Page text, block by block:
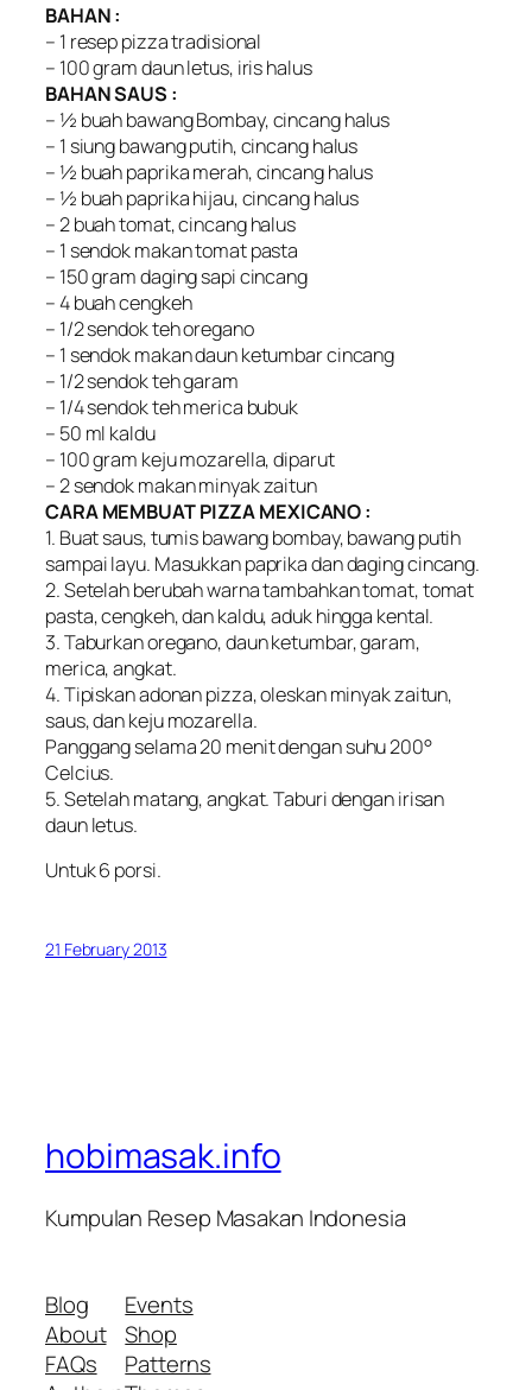
BAHAN :
– 1 resep pizza tradisional
– 100 gram daun letus, iris halus
BAHAN SAUS :
– ½ buah bawang Bombay, cincang halus
– 1 siung bawang putih, cincang halus
– ½ buah paprika merah, cincang halus
– ½ buah paprika hijau, cincang halus
– 2 buah tomat, cincang halus
– 1 sendok makan tomat pasta
– 150 gram daging sapi cincang
– 4 buah cengkeh
– 1/2 sendok teh oregano
– 1 sendok makan daun ketumbar cincang
– 1/2 sendok teh garam
– 1/4 sendok teh merica bubuk
– 50 ml kaldu
– 100 gram keju mozarella, diparut
– 2 sendok makan minyak zaitun
CARA MEMBUAT PIZZA MEXICANO :
1. Buat saus, tumis bawang bombay, bawang putih
sampai layu. Masukkan paprika dan daging cincang.
2. Setelah berubah warna tambahkan tomat, tomat
pasta, cengkeh, dan kaldu, aduk hingga kental.
3. Taburkan oregano, daun ketumbar, garam,
merica, angkat.
4. Tipiskan adonan pizza, oleskan minyak zaitun,
saus, dan keju mozarella.
Panggang selama 20 menit dengan suhu 200°
Celcius.
5. Setelah matang, angkat. Taburi dengan irisan
daun letus.
Untuk 6 porsi.
21 February 2013
hobimasak.info
Kumpulan Resep Masakan Indonesia
Blog
About
FAQs
Events
Shop
Patterns